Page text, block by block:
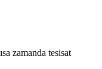
zamanda tesisat